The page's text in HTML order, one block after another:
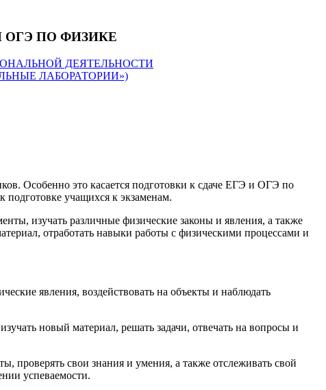
ПО ФИЗИКЕ
ДЕЯТЕЛЬНОСТИ
ЛАБОРАТОРИИ»)
Особенно это касается подготовки к сдаче ЕГЭ и ОГЭ по
учащихся к экзаменам.
изучать различные физические законы и явления, а также
отработать навыки работы с физическими процессами и
явления, воздействовать на объекты и наблюдать
новый материал, решать задачи, отвечать на вопросы и
проверять свои знания и умения, а также отслеживать свой
успеваемости.